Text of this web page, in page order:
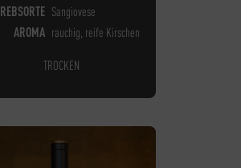
REBSORTE Sangiovese
AROMA rauchig, reife Kirschen
TROCKEN